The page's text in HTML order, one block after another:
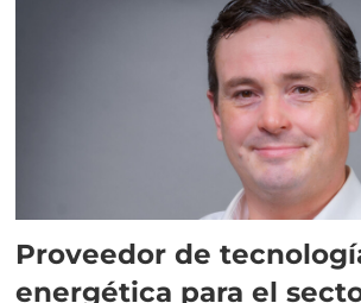
Proveedor de
energética para el